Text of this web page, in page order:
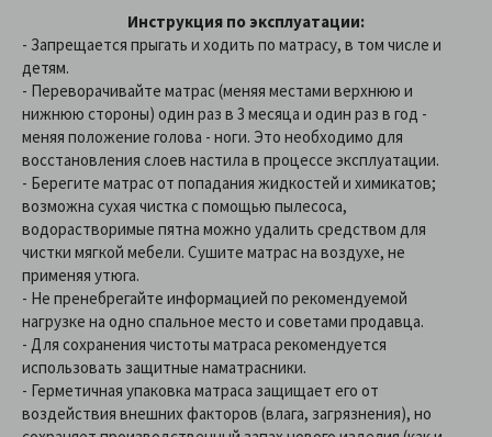
Инструкция по эксплуатации:
- Запрещается прыгать и ходить по матрасу, в том числе и
детям.
- Переворачивайте матрас (меняя местами верхнюю и
нижнюю стороны) один раз в 3 месяца и один раз в год -
меняя положение голова - ноги. Это необходимо для
восстановления слоев настила в процессе эксплуатации.
- Берегите матрас от попадания жидкостей и химикатов;
возможна сухая чистка с помощью пылесоса,
водорастворимые пятна можно удалить средством для
чистки мягкой мебели. Сушите матрас на воздухе, не
применяя утюга.
- Не пренебрегайте информацией по рекомендуемой
нагрузке на одно спальное место и советами продавца.
- Для сохранения чистоты матраса рекомендуется
использовать защитные наматрасники.
- Герметичная упаковка матраса защищает его от
воздействия внешних факторов (влага, загрязнения), но